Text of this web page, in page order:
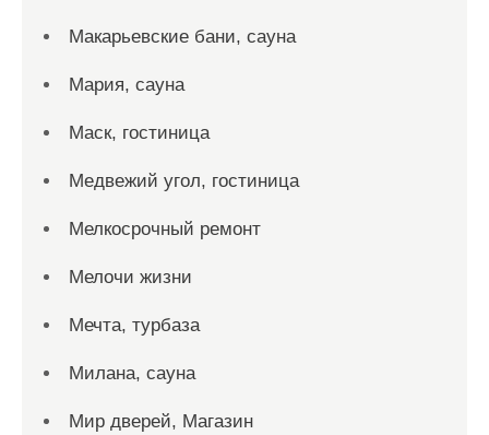
Макарьевские бани, сауна
Мария, сауна
Маск, гостиница
Медвежий угол, гостиница
Мелкосрочный ремонт
Мелочи жизни
Мечта, турбаза
Милана, сауна
Мир дверей, Магазин